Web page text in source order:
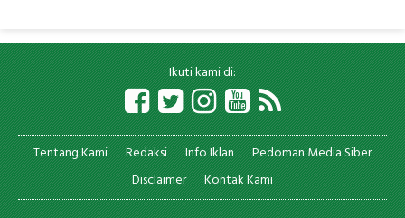
Ikuti kami di:
Tentang Kami Redaksi Info Iklan
Pedoman Media Siber
Disclaimer
Kontak Kami